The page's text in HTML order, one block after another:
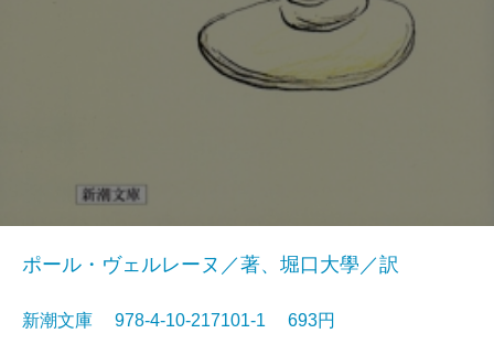
ポール・ヴェルレーヌ／著、堀口大學／訳
新潮文庫 978-4-10-217101-1 693円